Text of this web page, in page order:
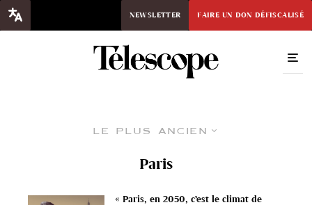
NEWSLETTER FAIRE UN DON DÉFISCALISÉ
Le plus ancien
Paris
« Paris, en 2050, c’est le climat de